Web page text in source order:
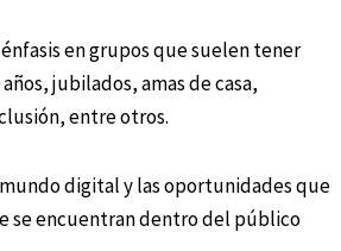
en grupos que suelen tener
jubilados, amas de casa,
entre otros.
digital y las oportunidades que
se encuentran dentro del público